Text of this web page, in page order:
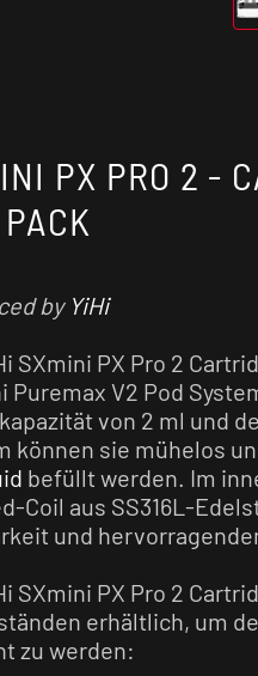
PX PRO 2 -
by YiHi
SXmini PX Pro 2
Puremax V2 Pod
von 2 ml und
können sie mühelos
befüllt werden. Im
Coil aus SS316L-
und
SXmini PX Pro 2
erhältlich, um
zu werden: